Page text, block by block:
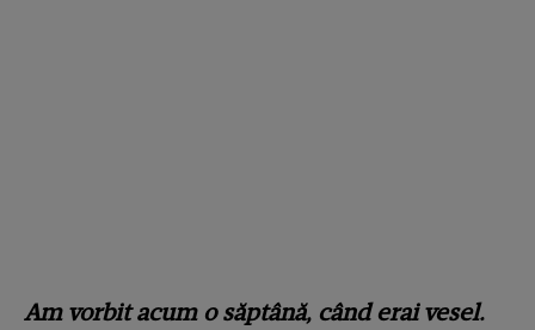
Am vorbit acum o săptână, când erai vesel.